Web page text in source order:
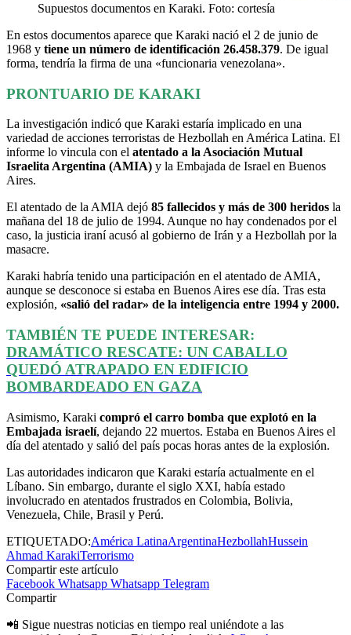
Supuestos documentos en Karaki. Foto: cortesía
En estos documentos aparece que Karaki nació el 2 de junio de
1968 y tiene un número de identificación 26.458.379. De igual
forma, tendría la firma de una «funcionaria venezolana».
PRONTUARIO DE KARAKI
La investigación indicó que Karaki estaría implicado en una
variedad de acciones terroristas de Hezbollah en América Latina. El
informe lo vincula con el atentado a la Asociación Mutual
Israelita Argentina (AMIA) y la Embajada de Israel en Buenos
Aires.
El atentado de la AMIA dejó 85 fallecidos y más de 300 heridos la
mañana del 18 de julio de 1994. Aunque no hay condenados por el
caso, la justicia iraní acusó al gobierno de Irán y a Hezbollah por la
masacre.
Karaki habría tenido una participación en el atentado de AMIA,
aunque se desconoce si estaba en Buenos Aires ese día. Tras esta
explosión, «salió del radar» de la inteligencia entre 1994 y 2000.
TAMBIÉN TE PUEDE INTERESAR:
DRAMÁTICO RESCATE: UN CABALLO
QUEDÓ ATRAPADO EN EDIFICIO
BOMBARDEADO EN GAZA
Asimismo, Karaki compró el carro bomba que explotó en la
Embajada israelí, dejando 22 muertos. Estaba en Buenos Aires el
día del atentado y salió del país pocas horas antes de la explosión.
Las autoridades indicaron que Karaki estaría actualmente en el
Líbano. Sin embargo, durante el siglo XXI, había estado
involucrado en atentados frustrados en Colombia, Bolivia,
Venezuela, Chile, Brasil y Perú.
ETIQUETADO:América LatinaArgentinaHezbollahHussein
Ahmad KarakiTerrorismo
Compartir este artículo
Facebook Whatsapp Whatsapp Telegram
Compartir
📲 Sigue nuestras noticias en tiempo real uniéndote a las